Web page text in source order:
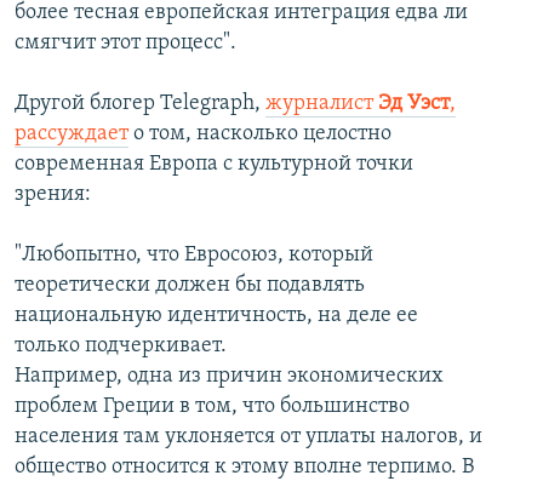
более тесная европейская интеграция едва ли
смягчит этот процесс".
Другой блогер Telegraph, журналист Эд Уэст,
рассуждаето том, насколько целостно
современная Европа с культурной точки
зрения:
"Любопытно, что Евросоюз, который
теоретически должен бы подавлять
национальную идентичность, на деле ее
только подчеркивает.
Например, одна из причин экономических
проблем Греции в том, что большинство
населения там уклоняется от уплаты налогов, и
общество относится к этому вполне терпимо. В